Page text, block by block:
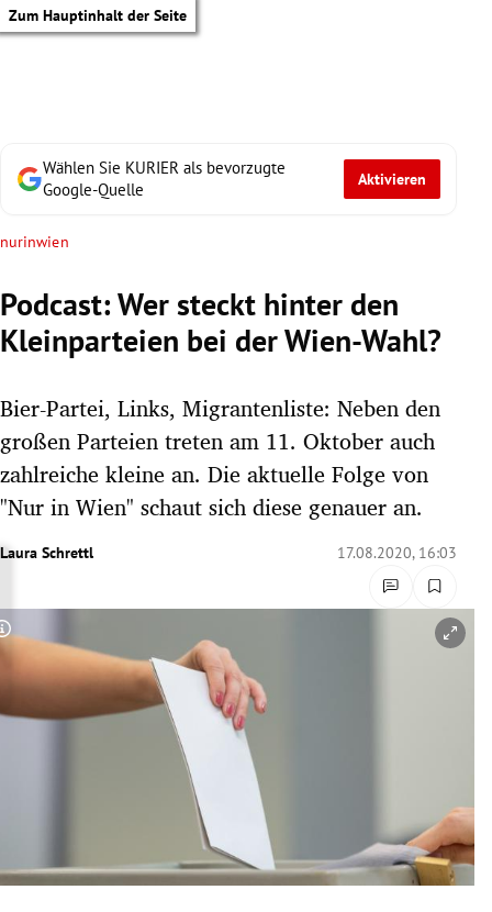
Zum Hauptinhalt der Seite
Untermenü
Untermenü
Untermenü
Untermenü
Untermenü
Untermenü
Wählen Sie KURIER als bevorzugte
Google-Quelle
Aktivieren
nurinwien
Podcast: Wer steckt hinter den
Kleinparteien bei der Wien-Wahl?
Bier-Partei, Links, Migrantenliste: Neben den
großen Parteien treten am 11. Oktober auch
zahlreiche kleine an. Die aktuelle Folge von
"Nur in Wien" schaut sich diese genauer an.
Laura Schrettl 17.08.2020, 16:03
Copyright-Hinweis öffnen/schließen